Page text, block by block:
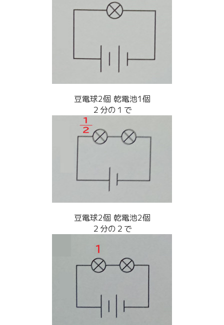
豆電球2個 乾電池1個
２分の１で
豆電球2個 乾電池2個
２分の２で